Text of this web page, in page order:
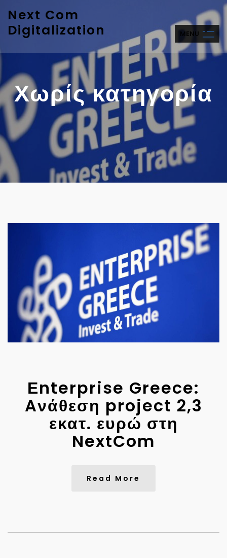
Next Com
Digitalization
MENU
Χωρίς κατηγορία
Εnterprise Greece:
Aνάθεση project 2,3
εκατ. ευρώ στη
NextCom
Read More